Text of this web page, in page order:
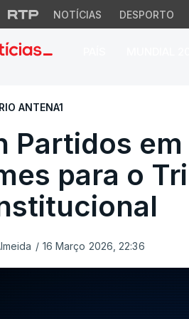
NOTÍCIAS DESPORTO
Partidos em
ANTENA1
Partidos
para o
/ 16 Março 2026, 22:36